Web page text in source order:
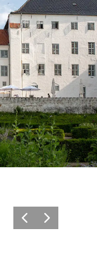
Forrige billede
Næste billede